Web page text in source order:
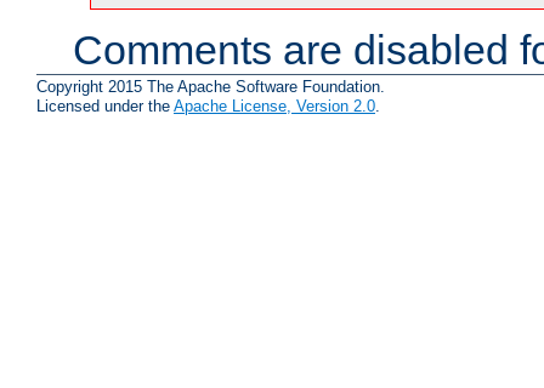
Comments are disabled
Copyright 2015 The Apache Software Foundation.
Licensed under the Apache License, Version 2.0.